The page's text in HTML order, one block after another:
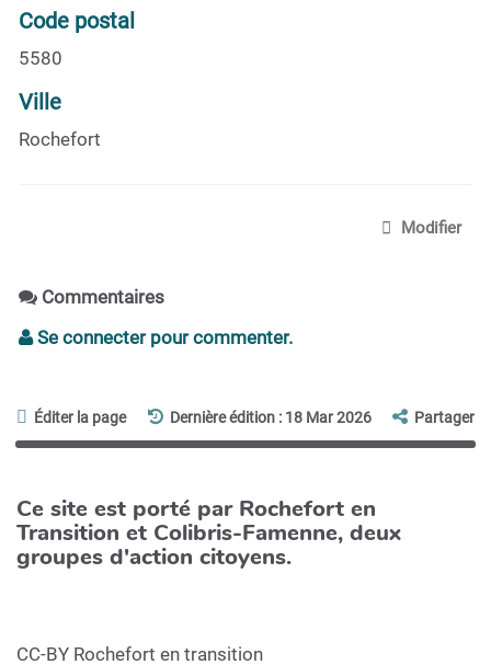
Code postal
5580
Ville
Rochefort
Modifier
Commentaires
Se connecter pour commenter.
Éditer la page Dernière édition : 18 Mar 2026 Partager
Ce site est porté par Rochefort en
Transition et Colibris-Famenne, deux
groupes d'action citoyens.
CC-BY Rochefort en transition